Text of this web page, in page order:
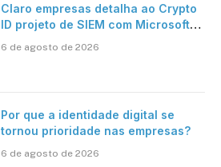
Claro empresas detalha ao Crypto
ID projeto de SIEM com Microsoft
automatizada
6 de agosto de 2026
Por que a identidade digital se
tornou prioridade nas empresas?
6 de agosto de 2026